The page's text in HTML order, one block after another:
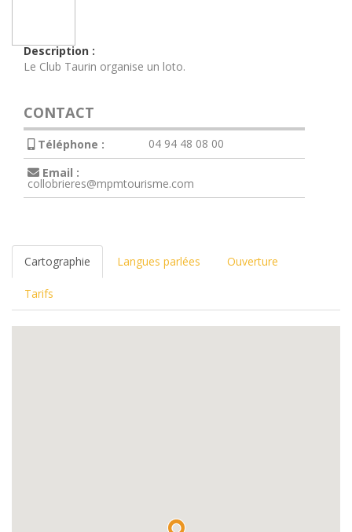
Description :
Le Club Taurin organise un loto.
CONTACT
Téléphone :
04 94 48 08 00
Email :
collobrieres@mpmtourisme.com
Cartographie Langues parlées Ouverture
Tarifs